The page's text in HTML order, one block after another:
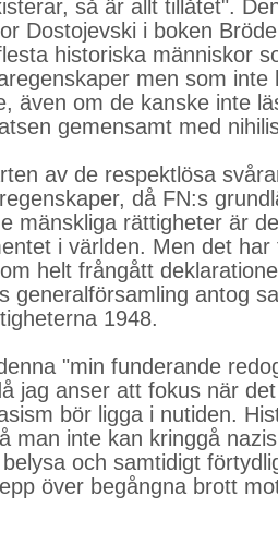
så är allt tillåtet".
Dostojevski i boken
historiska människor
men som
även om de kanske inte
gemensamt med
av de respektlösa
då FN:s
mänskliga rättigheter är
i världen. Men det har
helt frångått
generalförsamling antog
1948.
"min funderande
jag anser att fokus när
bör ligga i nutiden.
man inte kan kringgå
och samtidigt
över begångna brott